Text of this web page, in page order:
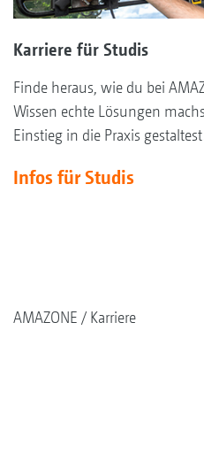
Karriere für Studis
Finde heraus, wie du bei
Wissen echte Lösungen
Einstieg in die Praxis
Infos für Studis
AMAZONE Karriere